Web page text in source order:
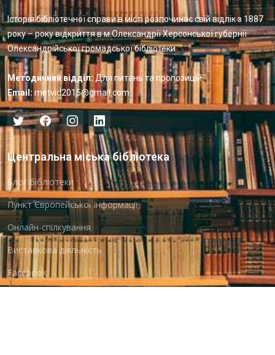
Історія бібліотечної справи в місті розпочинає свій відлік з 1887
року – року відкриття в м.Олександрії Херсонської губернії
Олександрійської громадської бібліотеки
Методичний відділ: Для питань та пропозицій
Email: metvid2015@gmail.com
Центральна міська бібліотека
Блог бібліотеки
Пункт Європейської інформації
Онлайн-спілкування
Виставкова діяльність
Facebook